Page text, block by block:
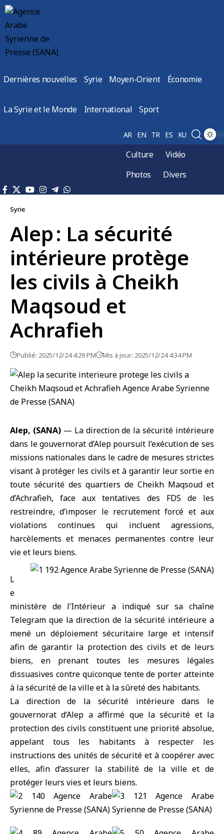
Dernières nouvelles Syrie Moyen-Orient Économie
La Syrie et le Monde International Sport
AR EN TR ES KU
Culture
Vidéo
Photos
Divers
Syrie
Alep : La sécurité
intérieure protège
les civils à Cheikh
Maqsoud et
Achrafieh
Publié: 2025/12/24 4:29 PM Mis à jour: 2025/12/24 4:34 PM
Alep, (SANA)— La direction de lasécurité intérieure
dans le gouvernorat d’Aleppoursuit l’exécution de ses
missions nationales dans le cadre de mesures strictes
visant à protéger les civils et à garantir leur sortie en
toute sécurité des quartiers de Cheikh Maqsoud et
d’Achrafieh, face aux tentatives des FDS de les
restreindre, d’imposer le recrutement forcé et aux
violations continues qui incluent agressions,
harcèlements et menaces permanentes contre leur
vie et leurs biens.
L
e
ministère de l’Intérieura indiqué sur sa chaîne
Telegram que la direction de la sécurité intérieure a
mené un déploiement sécuritaire large et intensif
afin de garantir la protection des civils et de leurs
biens, en prenant toutes les mesures légales
dissuasives contre quiconque tente de porter atteinte
à la sécurité de la ville et à la sûreté des habitants.
La direction de la sécurité intérieure dans le
gouvernorat d’Alep a affirmé que la sécurité et la
protection des civils constituent une priorité absolue,
appelant tous les habitants à respecter les
instructions des unités de sécurité et à coopérer avec
elles, afin d’assurer la stabilité de la ville et de
protéger leurs vies et leurs biens.